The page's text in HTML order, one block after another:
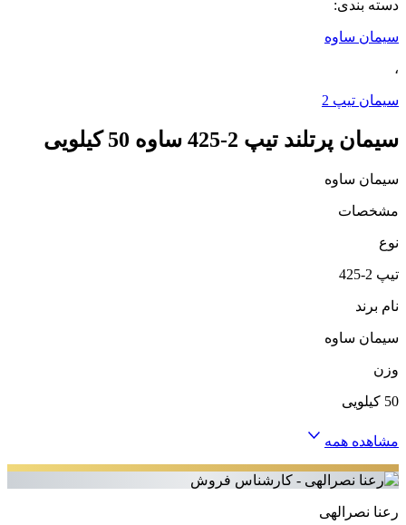
دسته بندی:
سیمان ساوه
،
سیمان تیپ 2
سیمان پرتلند تیپ 2-425 ساوه 50 کیلویی
سیمان ساوه
مشخصات
نوع
تیپ 2-425
نام برند
سیمان ساوه
وزن
50 کیلویی
مشاهده همه
رعنا نصرالهی